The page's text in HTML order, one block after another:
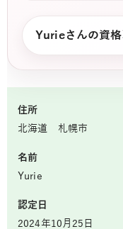
Yurieさんの資
住所
北海道 札幌市
名前
Yurie
認定日
2024年10月25日